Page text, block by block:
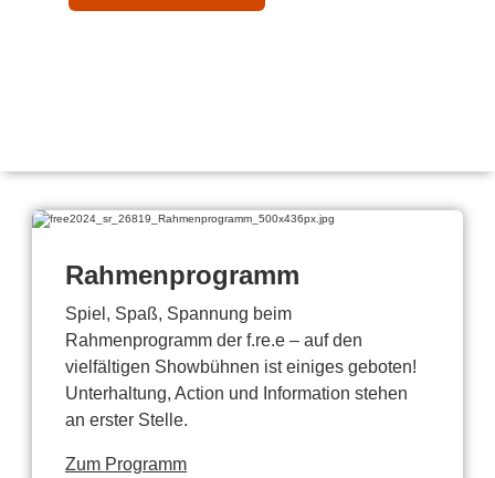
Rahmenprogramm
Spiel, Spaß, Spannung beim
Rahmenprogramm der f.re.e – auf den
vielfältigen Showbühnen ist einiges geboten!
Unterhaltung, Action und Information stehen
an erster Stelle.
Zum Programm